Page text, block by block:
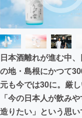
まちづく
CAMPFIRE
CAMPFIRE
日本酒離れが進む中
の地・島根にかつて
元も今では30に。厳
「今の日本人が飲み
造りたい」という思